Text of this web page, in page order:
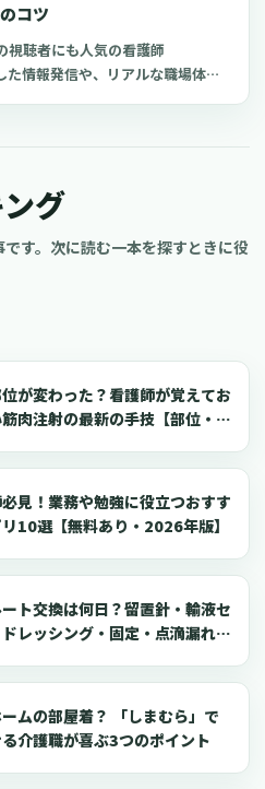
コツ
視聴者にも人気の看護師
情報発信や、リアルな職場体験
せるコツについてご紹介します。
考にしてくださいね。
グ
す。次に読む一本を探すときに役
が変わった？看護師が覚えてお
肉注射の最新の手技【部位・
見！業務や勉強に役立つおすす
10選【無料あり・2026年版】
ト交換は何日？留置針・輸液セ
レッシング・固定・点滴漏れ対
ムの部屋着？ 「しまむら」で
介護職が喜ぶ3つのポイント